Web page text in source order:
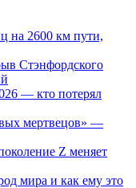
на 2600 км пути,
Стэнфордского
— кто потерял
мертвецов» —
Z меняет
мира и как ему это